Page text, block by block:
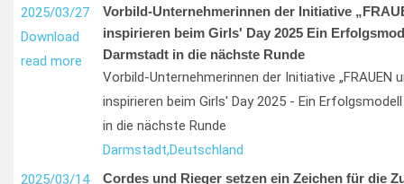
2025/03/27
Download
read more
Vorbild-Unternehmerinnen der Initiative
inspirieren beim Girls' Day 2025 Ein
Darmstadt in die nächste Runde
Vorbild-Unternehmerinnen der Initiative „FRAUEN
inspirieren beim Girls' Day 2025 - Ein
in die nächste Runde
Darmstadt,Deutschland
2025/03/14
Cordes und Rieger setzen ein Zeichen für die